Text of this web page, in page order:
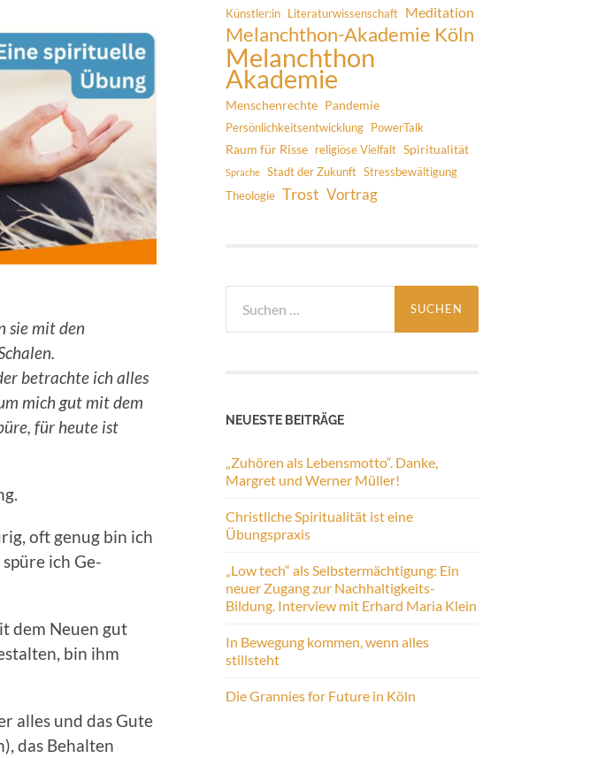
sie mit den
betrachte ich alles
mich gut mit dem
für heute ist
oft genug bin ich
ich Ge-
dem Neuen gut
bin ihm
alles und das Gute
das Behalten
Künstler:in Literaturwissenschaft Meditation
Melanchthon-Akademie Köln
Melanchthon
Akademie
Menschenrechte Pandemie
Persönlichkeitsentwicklung PowerTalk
Raum für Risse religiöse Vielfalt Spiritualität
Sprache Stadt der Zukunft Stressbewältigung
Theologie Trost Vortrag
nach:
NEUESTE BEITRÄGE
„Zuhören als Lebensmotto“. Danke,
Margret und Werner Müller!
Christliche Spiritualität ist eine
Übungspraxis
„Low tech“ als Selbstermächtigung: Ein
neuer Zugang zur Nachhaltigkeits-
Bildung. Interview mit Erhard Maria Klein
In Bewegung kommen, wenn alles
stillsteht
Die Grannies for Future in Köln